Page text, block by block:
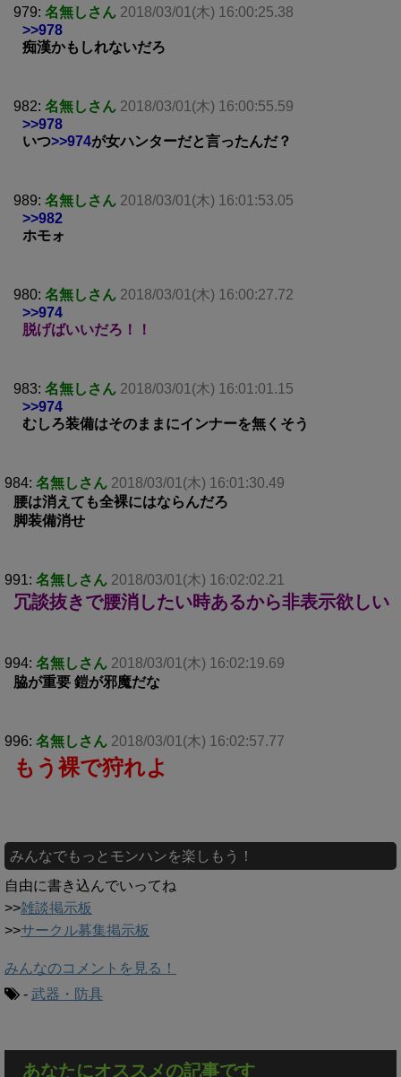
979: 名無しさん 2018/03/01(木) 16:00:25.38
>>978
痴漢かもしれないだろ
982: 名無しさん 2018/03/01(木) 16:00:55.59
>>978
いつ>>974が女ハンターだと言ったんだ？
989: 名無しさん 2018/03/01(木) 16:01:53.05
>>982
ホモォ
980: 名無しさん 2018/03/01(木) 16:00:27.72
>>974
脱げばいいだろ！！
983: 名無しさん 2018/03/01(木) 16:01:01.15
>>974
むしろ装備はそのままにインナーを無くそう
984: 名無しさん 2018/03/01(木) 16:01:30.49
腰は消えても全裸にはならんだろ
脚装備消せ
991: 名無しさん 2018/03/01(木) 16:02:02.21
冗談抜きで腰消したい時あるから非表示欲しい
994: 名無しさん 2018/03/01(木) 16:02:19.69
脇が重要 鎧が邪魔だな
996: 名無しさん 2018/03/01(木) 16:02:57.77
もう裸で狩れよ
みんなでもっとモンハンを楽しもう！
自由に書き込んでいってね
>>雑談掲示板
>>サークル募集掲示板
みんなのコメントを見る！
- 武器・防具
あなたにオススメの記事です